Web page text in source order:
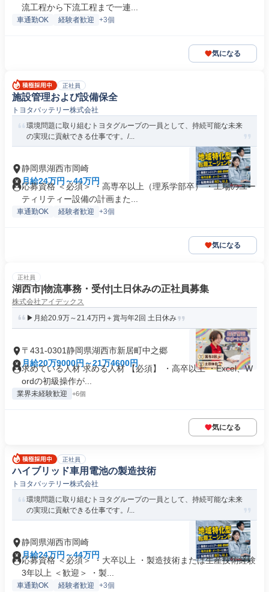
流工程から下流工程まで一連...
車通勤OK 経験者歓迎 +3個
気になる
正社員
施設管理および設備保全
トヨタバッテリー株式会社
環境問題に取り組むトヨタグループの一員として、持続可能な未来
の実現に貢献できる仕事です。/...
静岡県湖西市岡崎
月給24万円～44万円
応募資格 ＜必須＞ ・高専卒以上（理系学部卒） ・工場のユー
ティリティー設備の計画また...
車通勤OK 経験者歓迎 +3個
気になる
正社員
湖西市|物流事務・受付|土日休みの正社員募集
株式会社アイデックス
▶月給20.9万～21.4万円＋賞与年2回 土日休み
〒431-0301静岡県湖西市新居町中之郷
月給20万9000円～21万4600円
求めている人材 求める人材 【必須】 ・高卒以上 ・Excel、W
ordの初級操作が...
業界未経験歓迎 +6個
気になる
正社員
ハイブリッド車用電池の製造技術
トヨタバッテリー株式会社
環境問題に取り組むトヨタグループの一員として、持続可能な未来
の実現に貢献できる仕事です。/...
静岡県湖西市岡崎
月給24万円～44万円
応募資格 ＜必須＞ ・大卒以上 ・製造技術または生産技術経験
3年以上 ＜歓迎＞ ・製...
車通勤OK 経験者歓迎 +3個